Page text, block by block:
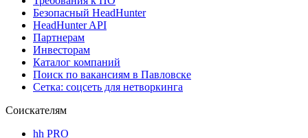
Безопасный HeadHunter
HeadHunter API
Партнерам
Инвесторам
Каталог компаний
Поиск по вакансиям в Павловске
Сетка: соцсеть для нетворкинга
Соискателям
hh PRO